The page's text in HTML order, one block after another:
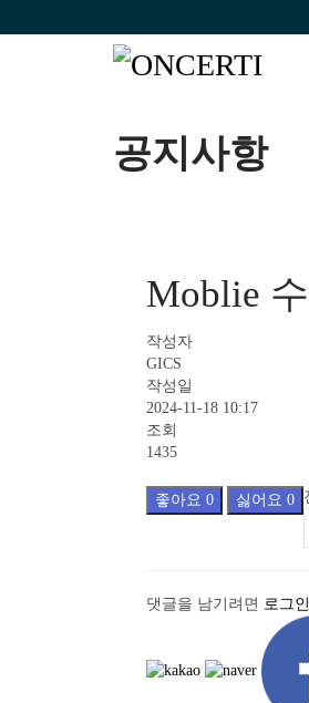
공지사항
Moblie
작성자
GICS
작성일
2024-11-18 10:17
조회
1435
좋아요 0 싫어요 0
댓글을 남기려면 로그인